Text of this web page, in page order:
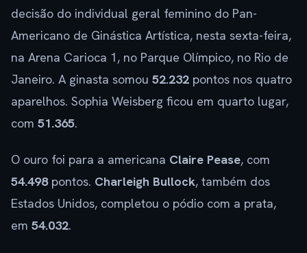
decisão do individual geral feminino do Pan-
Americano de Ginástica Artística, nesta sexta-feira,
na Arena Carioca 1, no Parque Olímpico, no Rio de
Janeiro. A ginasta somou 52.232 pontos nos quatro
aparelhos. Sophia Weisberg ficou em quarto lugar,
com 51.365.
O ouro foi para a americana Claire Pease, com
54.498pontos. Charleigh Bullock, também dos
Estados Unidos, completou o pódio com a prata,
em 54.032.